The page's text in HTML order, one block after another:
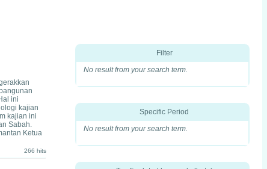
ini
kajian
kajian ini
Sabah.
Ketua
266 hits
Filter
No result from your search term.
Specific Period
No result from your search term.